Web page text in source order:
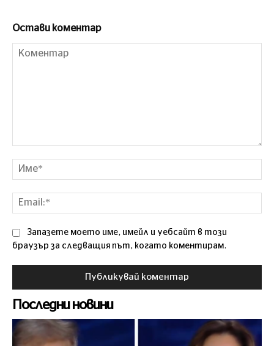
Остави коментар
Запазете моето име, имейл и уебсайт в този
браузър за следващия път, когато коментирам.
Последни новини